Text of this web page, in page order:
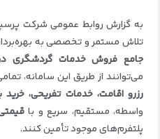
به گزارش روابط عمومی شرکت
تلاش مستمر و تخصصی به
جامع فروش خدمات گردشگری
می‌توانند از طریق این سامانه،
رزرو اقامت، خدمات تفریحی،
واسطه، مستقیم، سریع و با
پلتفرم‌های موجود تأمین کنند.